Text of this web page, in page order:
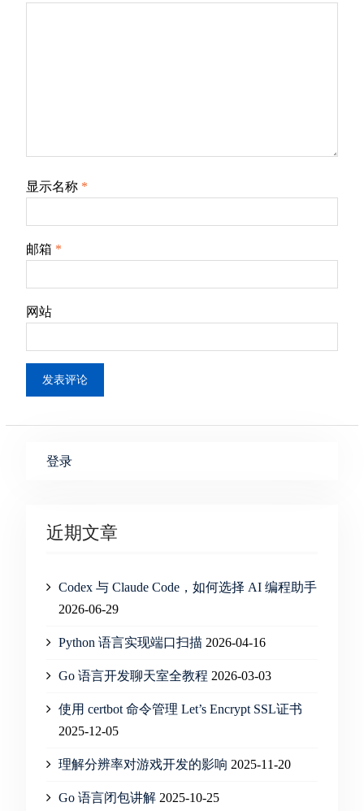
显示名称 *
邮箱 *
网站
登录
近期文章
Codex 与 Claude Code，如何选择 AI 编程助手
2026-06-29
Python 语言实现端口扫描 2026-04-16
Go 语言开发聊天室全教程 2026-03-03
使用 certbot 命令管理 Let’s Encrypt SSL证书
2025-12-05
理解分辨率对游戏开发的影响 2025-11-20
Go 语言闭包讲解 2025-10-25